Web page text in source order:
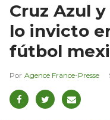
Cruz Azul
lo invicto
fútbol
Agence France-Presse